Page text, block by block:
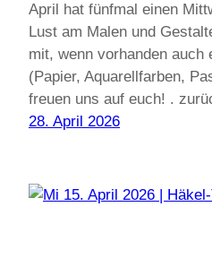
April hat fünfmal einen
Lust am Malen und
mit, wenn vorhanden auch
(Papier, Aquarellfarben,
freuen uns auf euch! .
28. April 2026